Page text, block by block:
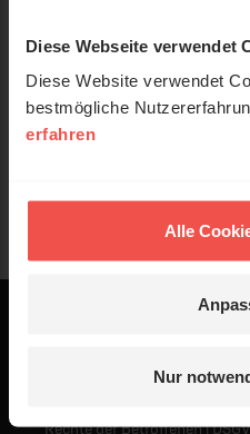
Diese Webseite verwendet
Diese Website verwendet
bestmögliche
erfahren
Alle
Nur
Rechte der Betroffenen